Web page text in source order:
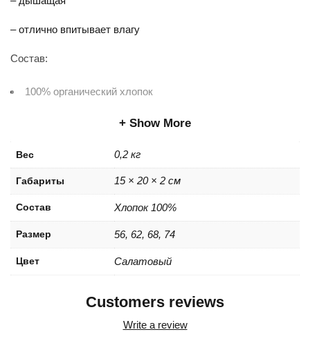
– отлично впитывает влагу
Состав:
100% органический хлопок
Show More
Вес 0,2 кг
Габариты 15 × 20 × 2 см
Состав Хлопок 100%
Размер 56, 62, 68, 74
Цвет Салатовый
Customers reviews
Write a review